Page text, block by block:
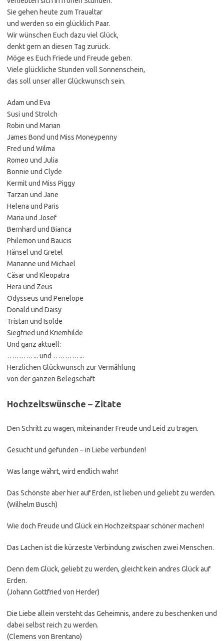
Sie gehen heute zum Traualtar
und werden so ein glücklich Paar.
Wir wünschen Euch dazu viel Glück,
denkt gern an diesen Tag zurück.
Möge es Euch Friede und Freude geben.
Viele glückliche Stunden voll Sonnenschein,
das soll unser aller Glückwunsch sein.
Adam und Eva
Susi und Strolch
Robin und Marian
James Bond und Miss Moneypenny
Fred und Wilma
Romeo und Julia
Bonnie und Clyde
Kermit und Miss Piggy
Tarzan und Jane
Helena und Paris
Maria und Josef
Bernhard und Bianca
Philemon und Baucis
Hänsel und Gretel
Marianne und Michael
Cäsar und Kleopatra
Hera und Zeus
Odysseus und Penelope
Donald und Daisy
Tristan und Isolde
Siegfried und Kriemhilde
Und ganz aktuell:
………….. und …………..
Herzlichen Glückwunsch zur Vermählung
von der ganzen Belegschaft
Hochzeitswünsche – Zitate
Den Schritt zu wagen, miteinander Freude und Leid zu tragen.
Gesucht und gefunden – in Liebe verbunden!
Was lange währt, wird endlich wahr!
Das Schönste aber hier auf Erden, ist lieben und geliebt zu werden.
(Wilhelm Busch)
Wie doch Freude und Glück ein Hochzeitspaar schöner machen!
Das Lachen ist die kürzeste Verbindung zwischen zwei Menschen.
Denn dem Glück, geliebt zu werden, gleicht kein andres Glück auf
Erden.
(Johann Gottfried von Herder)
Die Liebe allein versteht das Geheimnis, andere zu beschenken und
dabei selbst reich zu werden.
(Clemens von Brentano)